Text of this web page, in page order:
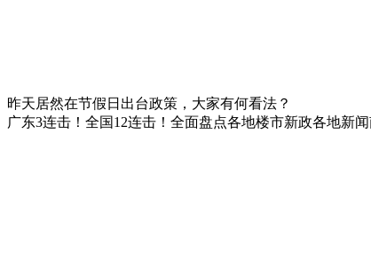
昨天居然在节假日出台政策，大家有何看法？
广东3连击！全国12连击！全面盘点各地楼市新政各地新闻